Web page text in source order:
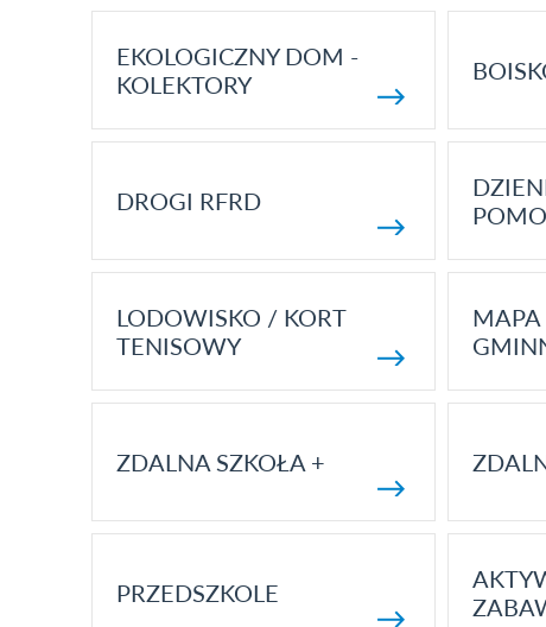
EKOLOGICZNY DOM -
KOLEKTORY
DROGI RFRD
LODOWISKO / KORT
TENISOWY
MAPA
ZDALNA SZKOŁA +
PRZEDSZKOLE